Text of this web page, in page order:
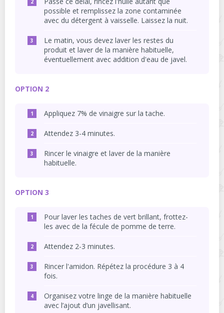
possible et remplissez la zone contaminée
avec du détergent à vaisselle. Laissez la nuit.
Le matin, vous devez laver les restes du
produit et laver de la manière habituelle,
éventuellement avec addition d'eau de javel.
OPTION 2
Appliquez 7% de vinaigre sur la tache.
Attendez 3-4 minutes.
Rincer le vinaigre et laver de la manière
habituelle.
OPTION 3
Pour laver les taches de vert brillant, frottez-
les avec de la fécule de pomme de terre.
Attendez 2-3 minutes.
Rincer l'amidon. Répétez la procédure 3 à 4
fois.
Organisez votre linge de la manière habituelle
avec l’ajout d’un javellisant.